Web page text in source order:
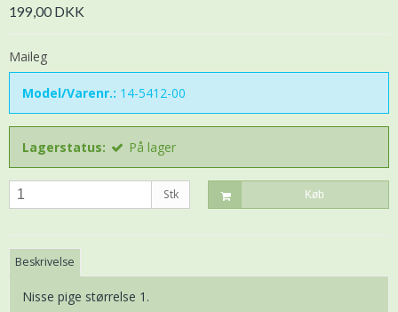
199,00 DKK
Maileg
Model/Varenr.: 14-5412-00
Lagerstatus: På lager
Stk Køb
Beskrivelse
Nisse pige størrelse 1.